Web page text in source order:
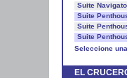
Suite
Suite
Suite
Suite
Seleccione
EL